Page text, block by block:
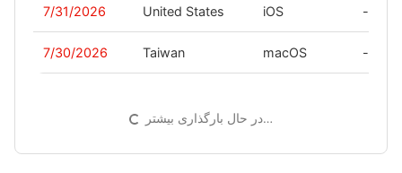
7/31/2026 United States iOS -
7/30/2026 Taiwan macOS -
در حال بارگذاری بیشتر…